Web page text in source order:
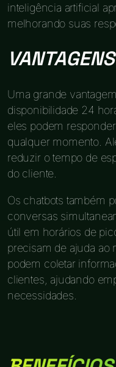
inteligência artificial
melhorando suas
Uma grande
disponibilidade 24
eles podem
qualquer momento.
reduzir o tempo de
do cliente.
Os chatbots também
conversas
útil em horários de
precisam de ajuda ao
podem coletar
clientes, ajudando
necessidades.